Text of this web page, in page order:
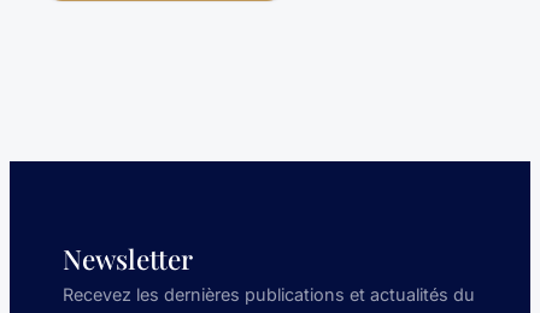
Newsletter
Recevez les dernières publications et actualités du